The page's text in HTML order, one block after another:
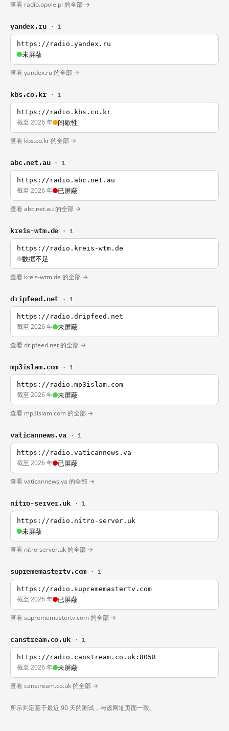
查看 radio.opole.pl 的全部 →
yandex.ru · 1
https://radio.yandex.ru
未屏蔽
查看 yandex.ru 的全部 →
kbs.co.kr · 1
https://radio.kbs.co.kr
截至 2026 年 间歇性
查看 kbs.co.kr 的全部 →
abc.net.au · 1
https://radio.abc.net.au
截至 2026 年 已屏蔽
查看 abc.net.au 的全部 →
kreis-wtm.de · 1
https://radio.kreis-wtm.de
数据不足
查看 kreis-wtm.de 的全部 →
dripfeed.net · 1
https://radio.dripfeed.net
截至 2026 年 未屏蔽
查看 dripfeed.net 的全部 →
mp3islam.com · 1
https://radio.mp3islam.com
截至 2026 年 未屏蔽
查看 mp3islam.com 的全部 →
vaticannews.va · 1
https://radio.vaticannews.va
截至 2026 年 已屏蔽
查看 vaticannews.va 的全部 →
nitro-server.uk · 1
https://radio.nitro-server.uk
未屏蔽
查看 nitro-server.uk 的全部 →
suprememastertv.com · 1
https://radio.suprememastertv.com
截至 2026 年 已屏蔽
查看 suprememastertv.com 的全部 →
canstream.co.uk · 1
https://radio.canstream.co.uk:8058
截至 2026 年 未屏蔽
查看 canstream.co.uk 的全部 →
所示判定基于最近 90 天的测试，与该网址页面一致。